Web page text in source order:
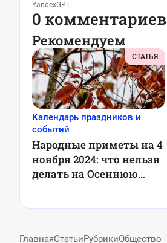
YandexGPT
0 комментариев
Рекомендуем
СТАТЬЯ
Календарь праздников и
событий
Народные приметы на 4
ноября 2024: что нельзя
делать на Осеннюю
ГлавнаяСтатьиРубрикиОбщество